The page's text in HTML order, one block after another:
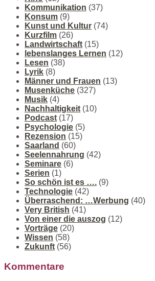
Kommunikation (37)
Konsum (9)
Kunst und Kultur (74)
Kurzfilm (26)
Landwirtschaft (15)
lebenslanges Lernen (12)
Lesen (38)
Lyrik (8)
Männer und Frauen (13)
Musenküche (327)
Musik (4)
Nachhaltigkeit (10)
Podcast (17)
Psychologie (5)
Rezension (15)
Saarland (60)
Seelennahrung (42)
Seminare (6)
Serien (1)
So schön ist es …. (9)
Technologie (42)
Überraschend: …Werbung (40)
Very British (41)
Von einer die auszog (12)
Vorträge (20)
Wissen (58)
Zukunft (56)
Kommentare